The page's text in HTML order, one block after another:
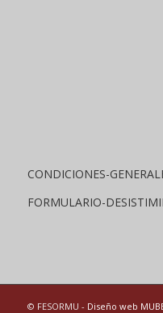
CONDICIONES-
FORMULARIO-
© FESORMU - Diseño web